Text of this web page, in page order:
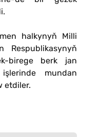
halkynyň Milli
Respublikasynyň
birege berk jan
mundan
etdiler.